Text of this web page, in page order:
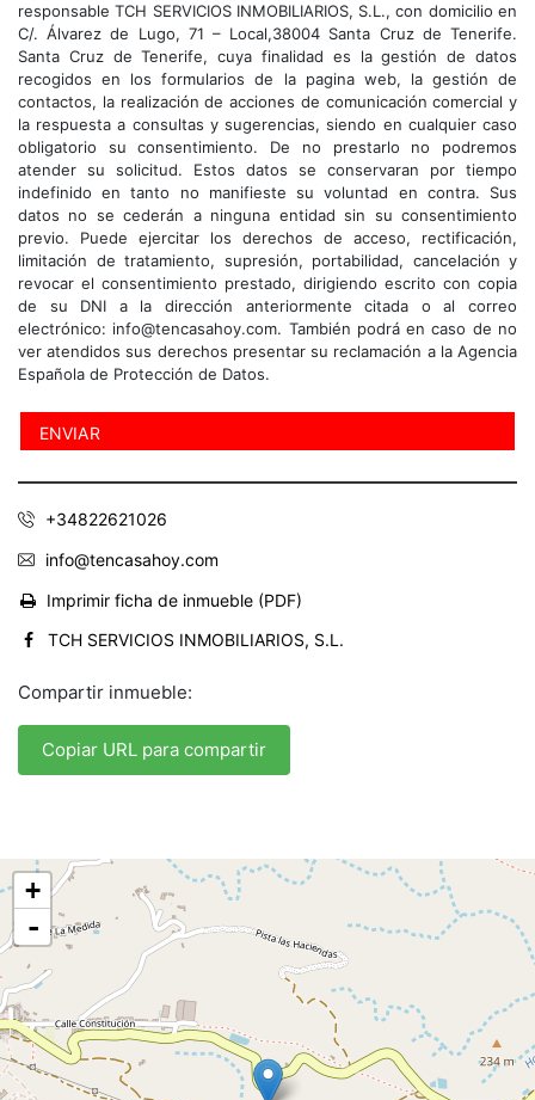
responsable TCH SERVICIOS INMOBILIARIOS, S.L., con domicilio en
C/. Álvarez de Lugo, 71 – Local,38004 Santa Cruz de Tenerife.
Santa Cruz de Tenerife, cuya finalidad es la gestión de datos
recogidos en los formularios de la pagina web, la gestión de
contactos, la realización de acciones de comunicación comercial y
la respuesta a consultas y sugerencias, siendo en cualquier caso
obligatorio su consentimiento. De no prestarlo no podremos
atender su solicitud. Estos datos se conservaran por tiempo
indefinido en tanto no manifieste su voluntad en contra. Sus
datos no se cederán a ninguna entidad sin su consentimiento
previo. Puede ejercitar los derechos de acceso, rectificación,
limitación de tratamiento, supresión, portabilidad, cancelación y
revocar el consentimiento prestado, dirigiendo escrito con copia
de su DNI a la dirección anteriormente citada o al correo
electrónico: info@tencasahoy.com. También podrá en caso de no
ver atendidos sus derechos presentar su reclamación a la Agencia
Española de Protección de Datos.
+34822621026
info@tencasahoy.com
Imprimir ficha de inmueble (PDF)
TCH SERVICIOS INMOBILIARIOS, S.L.
Compartir inmueble:
Copiar URL para compartir
+
-